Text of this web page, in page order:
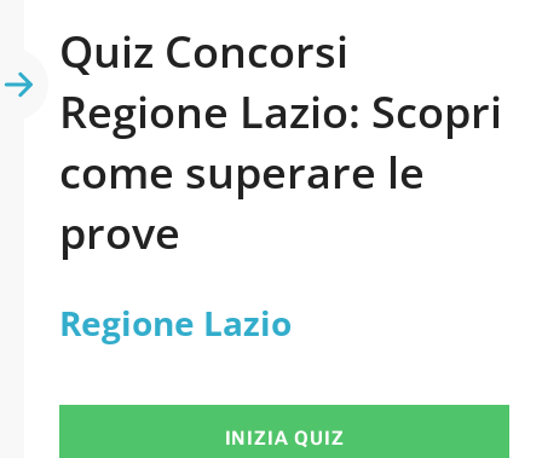
Quiz Concorsi
Regione Lazio: Scopri
come superare le
prove
Regione Lazio
INIZIA QUIZ